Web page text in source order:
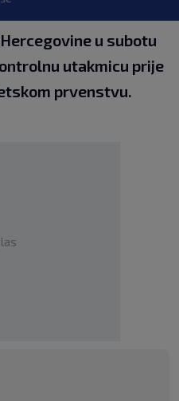
u subotu
utakmicu prije
prvenstvu.